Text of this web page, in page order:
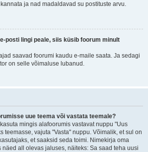
ja nad madaldavad su postituste arvu.
posti lingi peale, siis küsib foorum minult
saavad foorumi kaudu e-maile saata. Ja sedagi
on selle võimaluse lubanud.
uue teema või vastata teemale?
mingis alafoorumis vastavat nuppu "Uus
teemasse, vajuta "Vasta" nuppu. Võimalik, et sul on
et saaksid seda toimi. Nimekirja oma
all olevas jaluses, näiteks: Sa saad teha uusi